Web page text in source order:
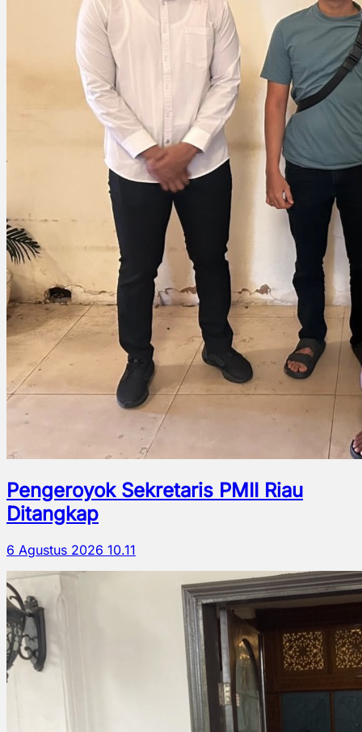
Pengeroyok Sekretaris PMII Riau
Ditangkap
6 Agustus 2026 10.11